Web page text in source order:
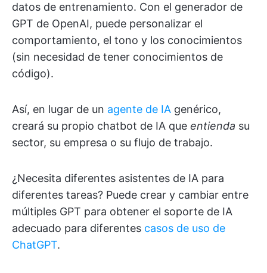
datos de entrenamiento. Con el generador de
GPT de OpenAI, puede personalizar el
comportamiento, el tono y los conocimientos
(sin necesidad de tener conocimientos de
código).
Así, en lugar de un agente de IA genérico,
creará su propio chatbot de IA que entienda su
sector, su empresa o su flujo de trabajo.
¿Necesita diferentes asistentes de IA para
diferentes tareas? Puede crear y cambiar entre
múltiples GPT para obtener el soporte de IA
adecuado para diferentes casos de uso de
ChatGPT.